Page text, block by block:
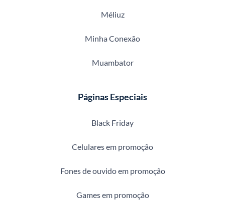
Méliuz
Minha Conexão
Muambator
Páginas Especiais
Black Friday
Celulares em promoção
Fones de ouvido em promoção
Games em promoção